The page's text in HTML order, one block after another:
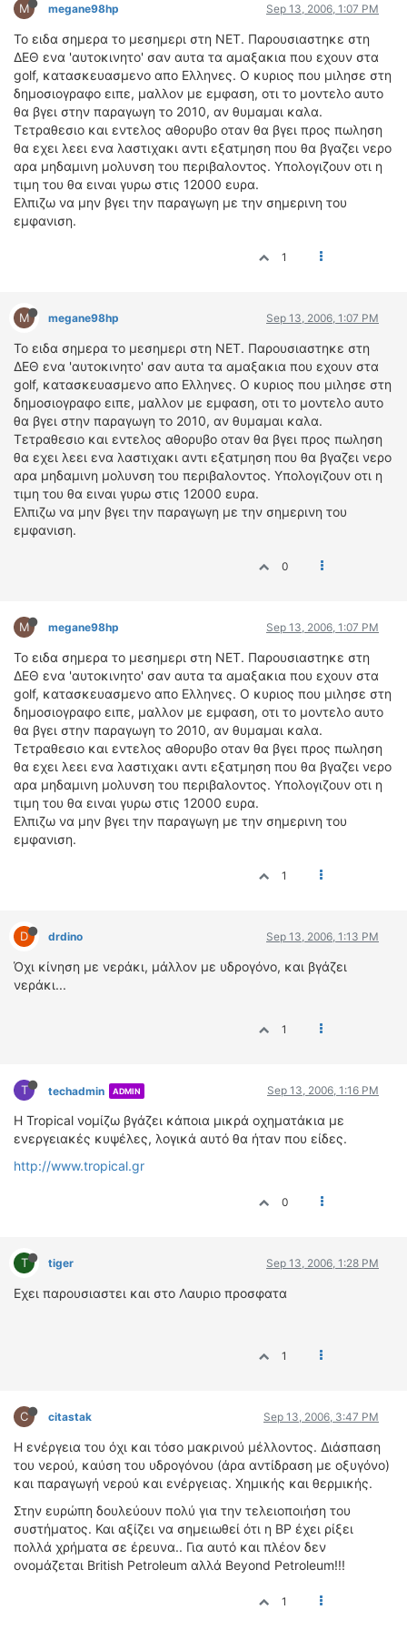
M megane98hp Sep 13, 2006, 1:07 PM
Το ειδα σημερα το μεσημερι στη ΝΕΤ. Παρουσιαστηκε στη
ΔΕΘ ενα 'αυτοκινητο' σαν αυτα τα αμαξακια που εχουν στα
golf, κατασκευασμενο απο Ελληνες. Ο κυριος που μιλησε στη
δημοσιογραφο ειπε, μαλλον με εμφαση, οτι το μοντελο αυτο
θα βγει στην παραγωγη το 2010, αν θυμαμαι καλα.
Τετραθεσιο και εντελος αθορυβο οταν θα βγει προς πωληση
θα εχει λεει ενα λαστιχακι αντι εξατμηση που θα βγαζει νερο
αρα μηδαμινη μολυνση του περιβαλοντος. Υπολογιζουν οτι η
τιμη του θα ειναι γυρω στις 12000 ευρα.
Ελπιζω να μην βγει την παραγωγη με την σημερινη του
εμφανιση.
1
M megane98hp Sep 13, 2006, 1:07 PM
Το ειδα σημερα το μεσημερι στη ΝΕΤ. Παρουσιαστηκε στη
ΔΕΘ ενα 'αυτοκινητο' σαν αυτα τα αμαξακια που εχουν στα
golf, κατασκευασμενο απο Ελληνες. Ο κυριος που μιλησε στη
δημοσιογραφο ειπε, μαλλον με εμφαση, οτι το μοντελο αυτο
θα βγει στην παραγωγη το 2010, αν θυμαμαι καλα.
Τετραθεσιο και εντελος αθορυβο οταν θα βγει προς πωληση
θα εχει λεει ενα λαστιχακι αντι εξατμηση που θα βγαζει νερο
αρα μηδαμινη μολυνση του περιβαλοντος. Υπολογιζουν οτι η
τιμη του θα ειναι γυρω στις 12000 ευρα.
Ελπιζω να μην βγει την παραγωγη με την σημερινη του
εμφανιση.
0
M megane98hp Sep 13, 2006, 1:07 PM
Το ειδα σημερα το μεσημερι στη ΝΕΤ. Παρουσιαστηκε στη
ΔΕΘ ενα 'αυτοκινητο' σαν αυτα τα αμαξακια που εχουν στα
golf, κατασκευασμενο απο Ελληνες. Ο κυριος που μιλησε στη
δημοσιογραφο ειπε, μαλλον με εμφαση, οτι το μοντελο αυτο
θα βγει στην παραγωγη το 2010, αν θυμαμαι καλα.
Τετραθεσιο και εντελος αθορυβο οταν θα βγει προς πωληση
θα εχει λεει ενα λαστιχακι αντι εξατμηση που θα βγαζει νερο
αρα μηδαμινη μολυνση του περιβαλοντος. Υπολογιζουν οτι η
τιμη του θα ειναι γυρω στις 12000 ευρα.
Ελπιζω να μην βγει την παραγωγη με την σημερινη του
εμφανιση.
1
D drdino Sep 13, 2006, 1:13 PM
Όχι κίνηση με νεράκι, μάλλον με υδρογόνο, και βγάζει
νεράκι...
1
T techadmin ADMIN Sep 13, 2006, 1:16 PM
Η Tropical νομίζω βγάζει κάποια μικρά οχηματάκια με
ενεργειακές κυψέλες, λογικά αυτό θα ήταν που είδες.
http://www.tropical.gr
0
T tiger Sep 13, 2006, 1:28 PM
Εχει παρουσιαστει και στο Λαυριο προσφατα
1
C citastak Sep 13, 2006, 3:47 PM
Η ενέργεια του όχι και τόσο μακρινού μέλλοντος. Διάσπαση
του νερού, καύση του υδρογόνου (άρα αντίδραση με οξυγόνο)
και παραγωγή νερού και ενέργειας. Χημικής και θερμικής.
Στην ευρώπη δουλεύουν πολύ για την τελειοποιήση του
συστήματος. Και αξίζει να σημειωθεί ότι η ΒΡ έχει ρίξει
πολλά χρήματα σε έρευνα.. Για αυτό και πλέον δεν
ονομάζεται British Petroleum αλλά Beyond Petroleum!!!
1
ΟΔΟΙΠΟΡΙΚΑ
VIDEO
4TTV
ΝΕΑ ΜΟΝΤΕΛΑ
ΑΓΩΝΕΣ
CANDID CAMERA
ΤΕΧΝΟΛΟΓΙΑ
ΕΙΔΗΣΕΙΣ – ΠΑΡΟΥΣΙΑΣΕΙΣ
ΛΕΞΙΚΟ
ΕΙΔΗΣΕΙΣ
ΑΓΩΝΕΣ
FORMULA 1
WRC
ΔΙΕΘΝΕΙΣ ΑΓΩΝΕΣ
ΕΛΛΗΝΙΚΟΙ ΑΓΩΝΕΣ
ΤΙΜΕΣ
4T CLASSIC
ΑΓΩΝΙΣΤΙΚΑ ΑΥΤΟΚΙΝΗΤΑ
ΑΓΟΡΑ
ΠΩΛΗΣΕΙΣ
ΠΡΟΣΦΟΡΕΣ
ΜΕΤΑΧΕΙΡΙΣΜΕΝΑ
2ΤΡΟΧΟΙ
ΟΔΗΓΟΥΜΕ
ΕΠΙΚΑΙΡΟΤΗΤΑ
ΑΡΧΕΙΟ ΤΕΥΧΩΝ